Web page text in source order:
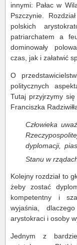
innymi: Pałac w
Pszczynie.
polskich
patriarchatem a
dominowały
czas, jak i załatwić
O
politycznych
Tutaj przyjrzymy
Franciszka
Człowieka
dyplomacji,
Stanu w
Kolejny rozdział to
żeby zostać
kompetentny i
wyjaśnia,
arystokraci i osoby
Jednym z